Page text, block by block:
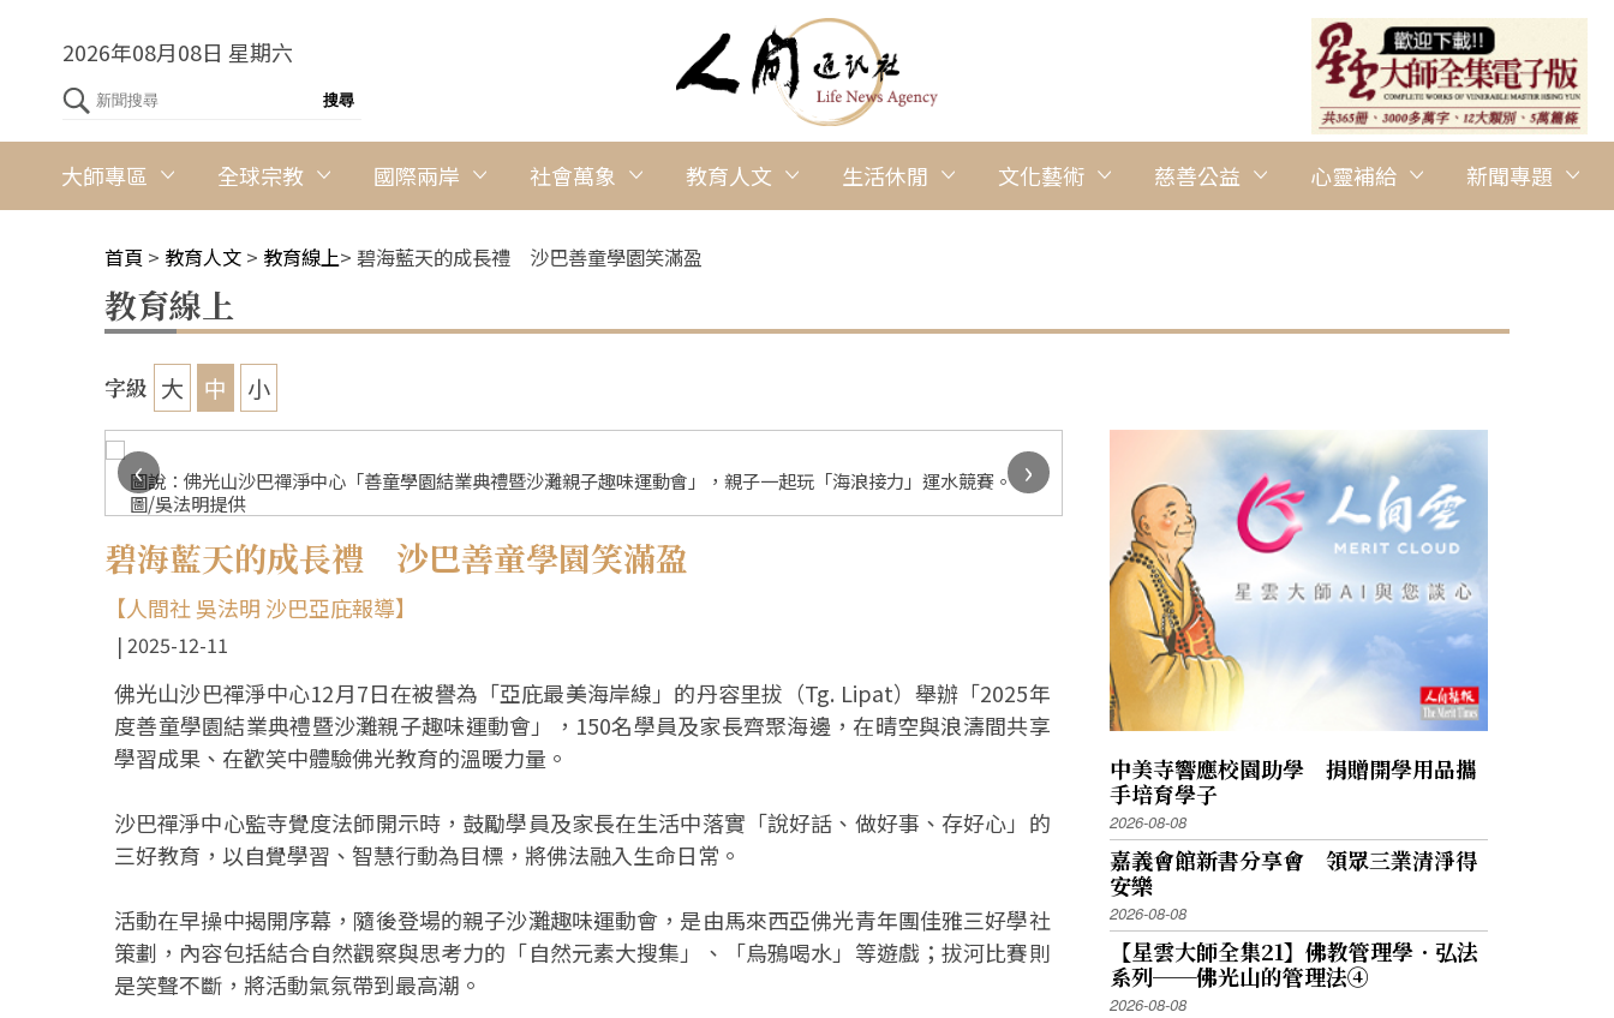
2026年08月08日 星期六
大師專區 全球宗教 國際兩岸 社會萬象 教育人文 生活休閒 文化藝術 慈善公益 心靈補給 新聞專題
首頁 > 教育人文 > 教育線上> 碧海藍天的成長禮 沙巴善童學園笑滿盈
教育線上
字級 大 中 小
圖說：佛光山沙巴禪淨中心「善童學園結業典禮暨沙灘親子趣味運動會」，親子一起玩「海浪接力」運水競賽。
圖/吳法明提供
圖說：善童和家長們在「自然元素大搜集」遊戲中，分頭尋找指
‹
›
碧海藍天的成長禮 沙巴善童學園笑滿盈
【人間社 吳法明 沙巴亞庇報導】
2025-12-11
佛光山沙巴禪淨中心12月7日在被譽為「亞庇最美海岸線」的丹容里拔（Tg. Lipat）舉辦「2025年
度善童學園結業典禮暨沙灘親子趣味運動會」，150名學員及家長齊聚海邊，在晴空與浪濤間共享
學習成果、在歡笑中體驗佛光教育的溫暖力量。
沙巴禪淨中心監寺覺度法師開示時，鼓勵學員及家長在生活中落實「說好話、做好事、存好心」的
三好教育，以自覺學習、智慧行動為目標，將佛法融入生命日常。
活動在早操中揭開序幕，隨後登場的親子沙灘趣味運動會，是由馬來西亞佛光青年團佳雅三好學社
策劃，內容包括結合自然觀察與思考力的「自然元素大搜集」、「烏鴉喝水」等遊戲；拔河比賽則
是笑聲不斷，將活動氣氛帶到最高潮。
中美寺響應校園助學 捐贈開學用品攜
手培育學子
2026-08-08
嘉義會館新書分享會 領眾三業清淨得
安樂
2026-08-08
【星雲大師全集21】佛教管理學．弘法
系列──佛光山的管理法④
2026-08-08